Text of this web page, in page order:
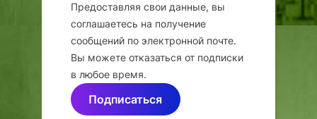
Предоставляя свои данные, вы
соглашаетесь на получение
сообщений по электронной почте.
Вы можете отказаться от подписки
в любое время.
Подписаться